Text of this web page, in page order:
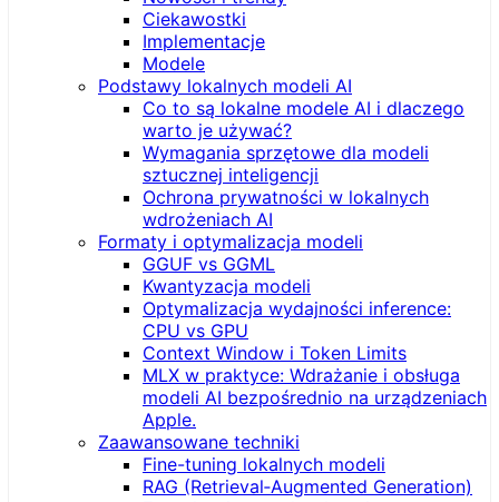
Ciekawostki
Implementacje
Modele
Podstawy lokalnych modeli AI
Co to są lokalne modele AI i dlaczego
warto je używać?
Wymagania sprzętowe dla modeli
sztucznej inteligencji
Ochrona prywatności w lokalnych
wdrożeniach AI
Formaty i optymalizacja modeli
GGUF vs GGML
Kwantyzacja modeli
Optymalizacja wydajności inference:
CPU vs GPU
Context Window i Token Limits
MLX w praktyce: Wdrażanie i obsługa
modeli AI bezpośrednio na urządzeniach
Apple.
Zaawansowane techniki
Fine-tuning lokalnych modeli
RAG (Retrieval‑Augmented Generation)